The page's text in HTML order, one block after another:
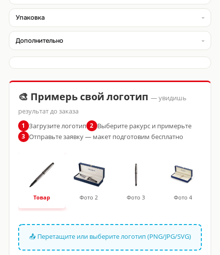
Упаковка
Дополнительно
🎨 Примерь свой логотип — увидишь
результат до заказа
1 Загрузите логотип 2 Выберите ракурс и примерьте
3 Отправьте заявку — макет подготовим бесплатно
Товар Фото 2 Фото 3 Фото 4
📤 Перетащите или выберите логотип (PNG/JPG/SVG)